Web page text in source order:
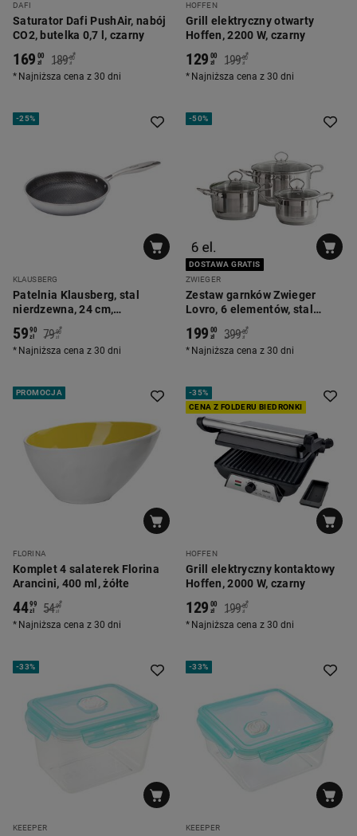
DAFI
Saturator Dafi PushAir, nabój
CO2, butelka 0,7 l, czarny
169 00
zł 189 00
zł
*
Najniższa cena z 30 dni
HOFFEN
Grill elektryczny otwarty
Hoffen, 2200 W, czarny
129 00
zł 199 00
zł
*
Najniższa cena z 30 dni
-25%
KLAUSBERG
Patelnia Klausberg, stal
nierdzewna, 24 cm,
konstrukcja Triply
5990
zł 79 90
zł
*
Najniższa cena z 30 dni
-50%
DOSTAWA GRATIS
ZWIEGER
Zestaw garnków Zwieger
Lovro, 6 elementów, stal
199 00
zł 399 00
zł
*
Najniższa cena z 30 dni
PROMOCJA
FLORINA
Komplet 4 salaterek Florina
Arancini, 400 ml, żółte
4499
zł 54 99
zł
*
Najniższa cena z 30 dni
-35%
CENA Z FOLDERU BIEDRONKI
HOFFEN
Grill elektryczny kontaktowy
Hoffen, 2000 W, czarny
129 00
zł 199 00
zł
*
Najniższa cena z 30 dni
-33%
KEEEPER
-33%
KEEEPER